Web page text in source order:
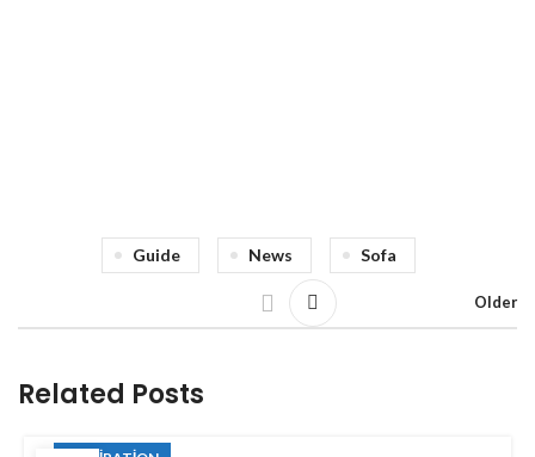
Guide News Sofa
Older
Related Posts